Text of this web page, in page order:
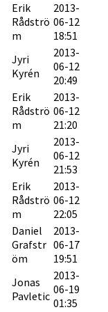
Erik
Rådströ
m
2013-
06-12
18:51
Jyri
Kyrén
2013-
06-12
20:49
Erik
Rådströ
m
2013-
06-12
21:20
Jyri
Kyrén
2013-
06-12
21:53
Erik
Rådströ
m
2013-
06-12
22:05
Daniel
Grafstr
öm
2013-
06-17
19:51
Jonas
Pavletic
2013-
06-19
01:35